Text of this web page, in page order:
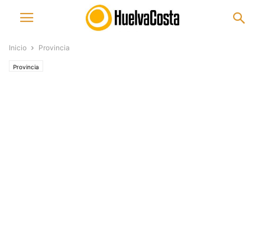
Inicio Provincia
Provincia